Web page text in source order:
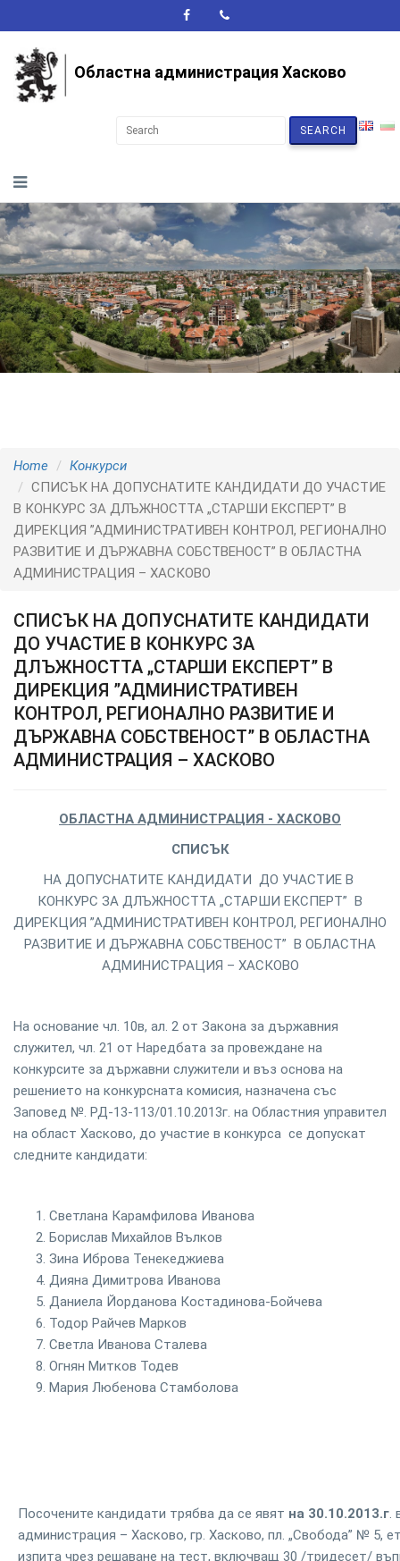
Областна администрация Хасково
SEARCH
Home
Конкурси
СПИСЪК НА ДОПУСНАТИТЕ КАНДИДАТИ ДО УЧАСТИЕ
В КОНКУРС ЗА ДЛЪЖНОСТТА „СТАРШИ ЕКСПЕРТ” В
ДИРЕКЦИЯ ”АДМИНИСТРАТИВЕН КОНТРОЛ, РЕГИОНАЛНО
РАЗВИТИЕ И ДЪРЖАВНА СОБСТВЕНОСТ” В ОБЛАСТНА
АДМИНИСТРАЦИЯ – ХАСКОВО
СПИСЪК НА ДОПУСНАТИТЕ КАНДИДАТИ
ДО УЧАСТИЕ В КОНКУРС ЗА
ДЛЪЖНОСТТА „СТАРШИ ЕКСПЕРТ” В
ДИРЕКЦИЯ ”АДМИНИСТРАТИВЕН
КОНТРОЛ, РЕГИОНАЛНО РАЗВИТИЕ И
ДЪРЖАВНА СОБСТВЕНОСТ” В ОБЛАСТНА
АДМИНИСТРАЦИЯ – ХАСКОВО
ОБЛАСТНА АДМИНИСТРАЦИЯ - ХАСКОВО
СПИСЪК
НА ДОПУСНАТИТЕ КАНДИДАТИ ДО УЧАСТИЕ В
КОНКУРС ЗА ДЛЪЖНОСТТА „СТАРШИ ЕКСПЕРТ” В
ДИРЕКЦИЯ ”АДМИНИСТРАТИВЕН КОНТРОЛ, РЕГИОНАЛНО
РАЗВИТИЕ И ДЪРЖАВНА СОБСТВЕНОСТ” В ОБЛАСТНА
АДМИНИСТРАЦИЯ – ХАСКОВО
На основание чл. 10в, ал. 2 от Закона за държавния
служител, чл. 21 от Наредбата за провеждане на
конкурсите за държавни служители и въз основа на
решението на конкурсната комисия, назначена със
Заповед №. РД-13-113/01.10.2013г. на Областния управител
на област Хасково, до участие в конкурса се допускат
следните кандидати:
Светлана Карамфилова Иванова
Борислав Михайлов Вълков
Зина Иброва Тенекеджиева
Дияна Димитрова Иванова
Даниела Йорданова Костадинова-Бойчева
Тодор Райчев Марков
Светла Иванова Сталева
Огнян Митков Тодев
Мария Любенова Стамболова
Посочените кандидати трябва да се явят на 30.10.2013.г.
администрация – Хасково, гр. Хасково, пл. „Свобода” № 5,
изпита чрез решаване на тест, включващ 30 /тридесет/